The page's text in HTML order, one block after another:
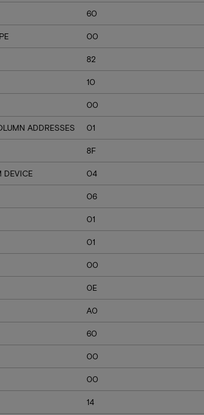
60
00
82
10
00
ADDRESSES 01
8F
DEVICE 04
06
01
01
00
0E
A0
60
00
00
14